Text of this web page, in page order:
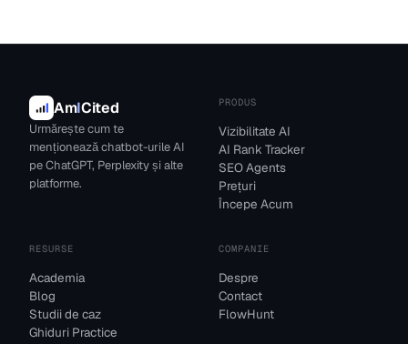
AmICited
Urmărește cum te
menționează chatbot-urile AI
pe ChatGPT, Perplexity și alte
platforme.
PRODUS
Vizibilitate AI
AI Rank Tracker
SEO Agents
Prețuri
Începe Acum
RESURSE
Academia
Blog
Studii de caz
Ghiduri Practice
COMPANIE
Despre
Contact
FlowHunt